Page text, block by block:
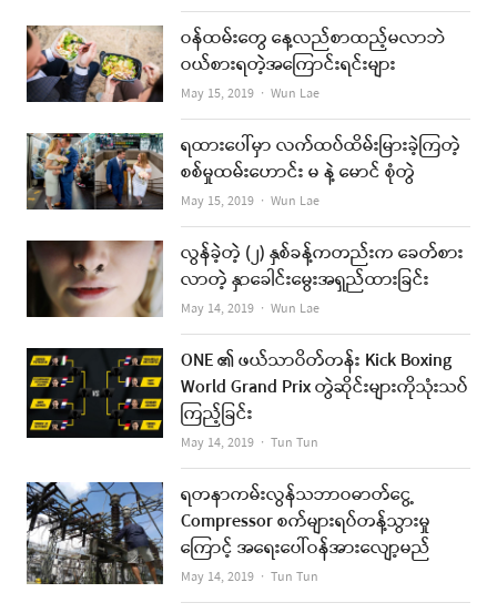
ဝန်ထမ်းတွေ နေ့လည်စာထည့်မလာဘဲ
ဝယ်စားရတဲ့အကြောင်းရင်းများ
May 15, 2019 Author
Wun Lae
ရထားပေါ်မှာ လက်ထပ်ထိမ်းမြားခဲ့ကြတဲ့
စစ်မှုထမ်းဟောင်း မ နဲ့ မောင် စုံတွဲ
May 15, 2019 Author
Wun Lae
လွန်ခဲ့တဲ့ (၂) နှစ်ခန့်ကတည်းက ခေတ်စား
လာတဲ့ နှာခေါင်းမွေးအရှည်ထားခြင်း
May 14, 2019 Author
Wun Lae
ONE ၏ ဖယ်သာဝိတ်တန်း Kick Boxing
World Grand Prix တွဲဆိုင်းများကိုသုံးသပ်
ကြည့်ခြင်း
May 14, 2019 Author
Tun Tun
ရတနာကမ်းလွန်သဘာဝဓာတ်ငွေ့
Compressor စက်များရပ်တန့်သွားမှု
ကြောင့် အရေးပေါ်ဝန်အားလျော့မည်
May 14, 2019 Author
Tun Tun